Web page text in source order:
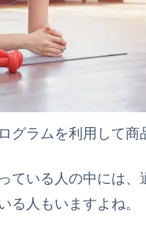
グラムを利用して商
ている人の中には、
る人もいますよね。